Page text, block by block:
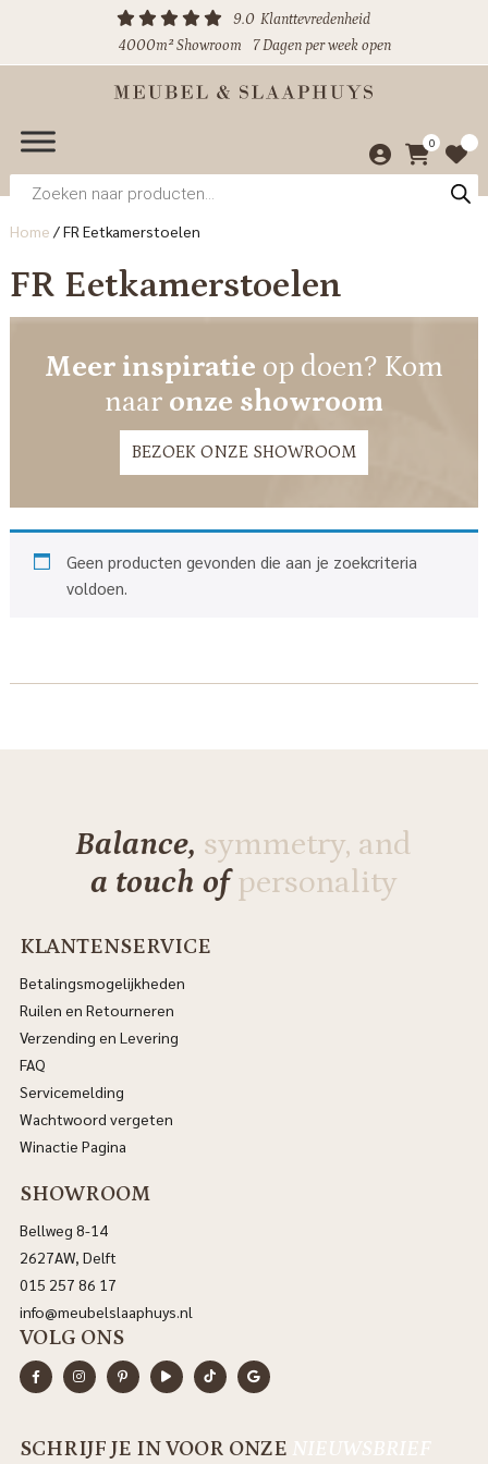
9.0 Klanttevredenheid
4000m² Showroom
7 Dagen per week open
0
Producten
zoeken
Home /FR Eetkamerstoelen
FR Eetkamerstoelen
Meer inspiratie op doen? Kom
naar onze showroom
BEZOEK ONZE SHOWROOM
Geen producten gevonden die aan je zoekcriteria
voldoen.
Balance, symmetry, and
a touch ofpersonality
KLANTENSERVICE
Betalingsmogelijkheden
Ruilen en Retourneren
Verzending en Levering
FAQ
Servicemelding
Wachtwoord vergeten
Winactie Pagina
SHOWROOM
Bellweg 8-14
2627AW, Delft
015 257 86 17
info@meubelslaaphuys.nl
VOLG ONS
SCHRIJF JE IN VOOR ONZE NIEUWSBRIEF